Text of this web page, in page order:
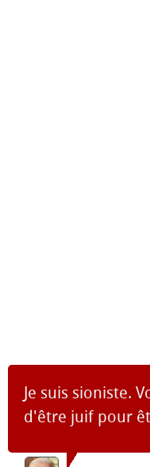
Je suis sioniste.
d'être juif pour